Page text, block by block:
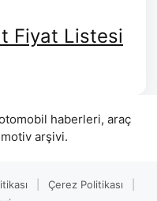
Fiyat Listesi
haberleri, araç
arşivi.
Çerez Politikası